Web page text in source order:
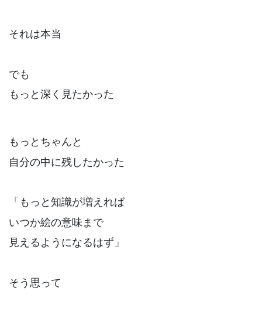
それは本当
でも
もっと深く見たかった
もっとちゃんと
自分の中に残したかった
「もっと知識が増えれば
いつか絵の意味まで
見えるようになるはず」
そう思って